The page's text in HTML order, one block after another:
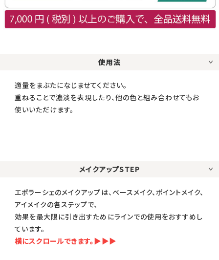
使用法
適量をまぶたになじませてください。
重ねることで濃淡を表現したり、他の色と組み合わせてもお
使いいただけます。
メイクアップSTEP
エポラーシェのメイクアップは、ベースメイク、ポイントメイク、
アイメイクの各ステップで、
効果を最大限に引き出すためにラインでの使用をおすすめし
ています。
横にスクロールできます。▶▶▶